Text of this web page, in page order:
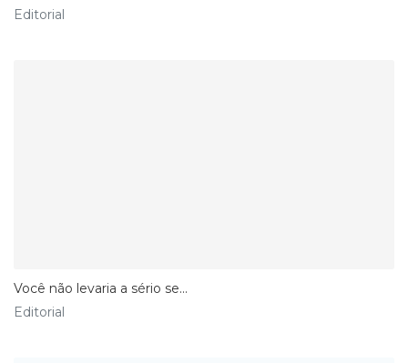
Editorial
Você não levaria a sério se...
Editorial